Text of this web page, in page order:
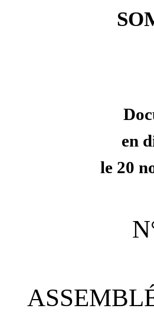
en
le 20